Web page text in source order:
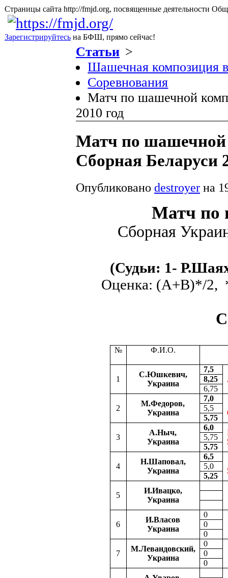
Страницы сайта http://fmjd.org, посвященные
Зарегистрируйтесь на БФШ, прямо сейчас!
Статьи >
Шашечная композиция
Соревнования
Матч по шашечной
2010 год
Матч по шашечной
Сборная Беларуси
Опубликовано destroyer на
Матч по
Сборная
(Судьи: 1-
Оценка: (А+В)*/2, *
№ Ф.И.О.
1
С.Юшкевич,
Украина
7,5
8,25
6,75
2
М.Федоров,
Украина
7,0
5,5
5,75
3
А.Ныч,
Украина
6,0
5,75
5,75
4
Н.Шаповал,
Украина
6,5
5,0
5,25
5
И.Ивацко,
Украина
6
И.Власов
Украина
0
0
0
7
М.Левандовский,
Украина
0
0
0